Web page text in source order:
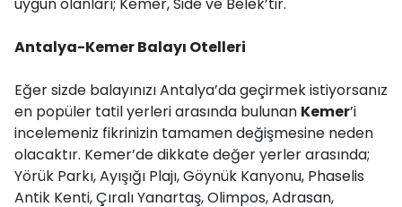
Antalya-Kemer Balayı Otelleri
Eğer sizde balayınızı Antalya’da geçirmek istiyorsanız
en popüler tatil yerleri arasında bulunan Kemer’i
incelemeniz fikrinizin tamamen değişmesine neden
olacaktır. Kemer’de dikkate değer yerler arasında;
Yörük Parkı, Ayışığı Plajı, Göynük Kanyonu, Phaselis
Antik Kenti, Çıralı Yanartaş, Olimpos, Adrasan,